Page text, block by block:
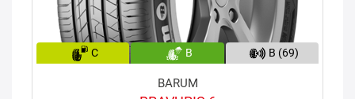
C B B (69)
BARUM